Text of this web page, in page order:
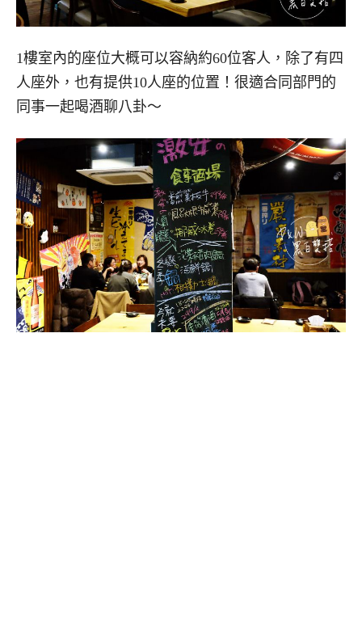
1樓室內的座位大概可以容納約60位客人，除了有四
人座外，也有提供10人座的位置！很適合同部門的
同事一起喝酒聊八卦～